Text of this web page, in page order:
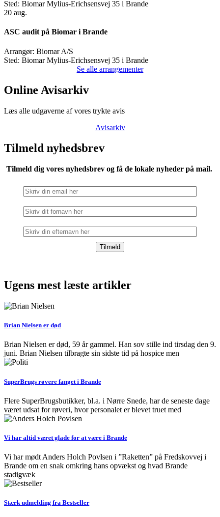
Sted: Biomar Mylius-Erichsensvej 35 i Brande
20 aug.
ASC audit på Biomar i Brande
Arrangør: Biomar A/S
Sted: Biomar Mylius-Erichsensvej 35 i Brande
Se alle arrangementer
Online Avisarkiv
Læs alle udgaverne af vores trykte avis
Avisarkiv
Tilmeld nyhedsbrev
Tilmeld dig vores nyhedsbrev og få de lokale nyheder på mail.
Ugens mest læste artikler
Brian Nielsen er død
Brian Nielsen er død, 59 år gammel. Han sov stille ind tirsdag den 9.
juni. Brian Nielsen tilbragte sin sidste tid på hospice men
SuperBrugs røvere fanget i Brande
Flere SuperBrugsbutikker, bl.a. i Nørre Snede, har de seneste dage
været udsat for røveri, hvor personalet er blevet truet med
Vi har altid været glade for at være i Brande
Vi har mødt Anders Holch Povlsen i ”Raketten” på Fredskovvej i
Brande om en snak omkring hans opvækst og hvad Brande
stadigvæk
Stærk udmelding fra Bestseller